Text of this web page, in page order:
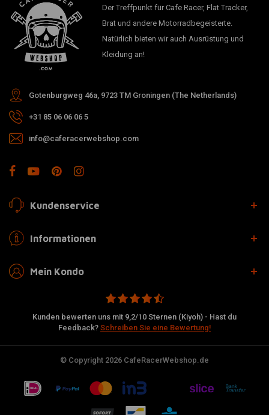
Der Treffpunkt für Cafe Racer, Flat Tracker,
Brat und andere Motorradbegeisterte.
Natürlich bieten wir auch Ausrüstung und
Kleidung an!
Gotenburgweg 46a, 9723 TM Groningen (The Netherlands)
+31 85 06 06 06 5
info@caferacerwebshop.com
Kundenservice
Informationen
Mein Kondo
Kunden bewerten uns mit 9,2/10 Sternen (Kiyoh) - Hast du
Feedback? Schreiben Sie eine Bewertung!
© Copyright 2026 CafeRacerWebshop.de